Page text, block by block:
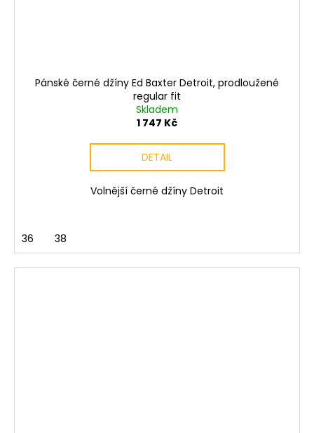
Pánské černé džíny Ed Baxter Detroit, prodloužené
regular fit
Skladem
1 747 Kč
DETAIL
Volnější černé džíny Detroit
36 38